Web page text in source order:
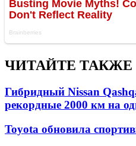
ЧИТАЙТЕ ТАКЖЕ
Гибридный Nissan
рекордные 2000 км на
Toyota обновила